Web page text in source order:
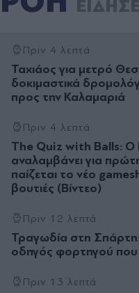
Πριν 4 λεπτά
Ταχιάος για μετρό
δοκιμαστικά
προς την Καλαμαριά
Πριν 4 λεπτά
The Quiz with Balls: Ο
αναλαμβάνει για
παίζεται το νέο
βουτιές (Βίντεο)
Πριν 12 λεπτά
Τραγωδία στη
οδηγός φορτηγού που
Πριν 13 λεπτά